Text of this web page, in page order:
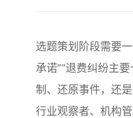
选题策划阶段需要
承诺”“退费纠纷主
制、还原事件，还
行业观察者、机构